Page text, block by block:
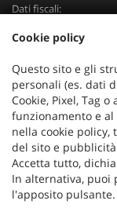
Dati fiscali:
Via Nazionale, 171 PD
Registro delle imprese:
Cookie policy
Questo sito e gli
personali (es. dati
Cookie, Pixel, Tag
funzionamento e
nella cookie
del sito e
Accetta tutto,
In alternativa, puoi
l'apposito